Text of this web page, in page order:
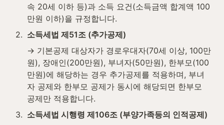
속 20세 이하 등)과 소득 요건(소득금액 합계액 100
만원 이하)을 규정합니다.
2. 소득세법 제51조 (추가공제)
→ 기본공제 대상자가 경로우대자(70세 이상, 100만
원), 장애인(200만원), 부녀자(50만원), 한부모(100
만원)에 해당하는 경우 추가공제를 적용하며, 부녀
자 공제와 한부모 공제가 동시에 해당되면 한부모
공제만 적용합니다.
3. 소득세법 시행령 제106조 (부양가족등의 인적공제)